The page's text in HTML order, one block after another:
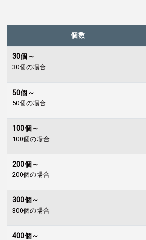
個数
30個～
30個の場合
50個～
50個の場合
100個～
100個の場合
200個～
200個の場合
300個～
300個の場合
400個～